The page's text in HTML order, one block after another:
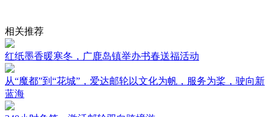
相关推荐
红纸墨香暖寒冬，广鹿岛镇举办书春送福活动
从“魔都”到“花城”，爱达邮轮以文化为帆，服务为桨，驶向新
蓝海